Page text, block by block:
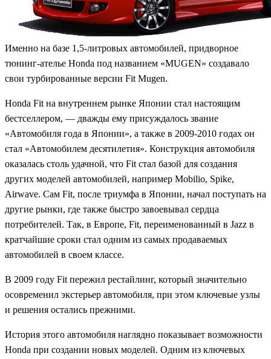
Именно на базе 1,5-литровых автомобилей, придворное
тюнинг-ателье Honda под названием «MUGEN» создавало
свои турбированные версии Fit Mugen.
Honda Fit на внутреннем рынке Японии стал настоящим
бестселлером, — дважды ему присуждалось звание
«Автомобиля года в Японии», а также в 2009-2010 годах он
стал «Автомобилем десятилетия». Конструкция автомобиля
оказалась столь удачной, что Fit стал базой для создания
других моделей автомобилей, например Mobilio, Spike,
Airwave. Сам Fit, после триумфа в Японии, начал поступать на
другие рынки, где также быстро завоевывал сердца
потребителей. Так, в Европе, Fit, переименованный в Jazz в
кратчайшие сроки стал одним из самых продаваемых
автомобилей в своем классе.
В 2009 году Fit пережил рестайлинг, который значительно
осовременил экстерьер автомобиля, при этом ключевые узлы
и решения остались прежними.
История этого автомобиля наглядно показывает возможности
Honda при создании новых моделей. Одним из ключевых